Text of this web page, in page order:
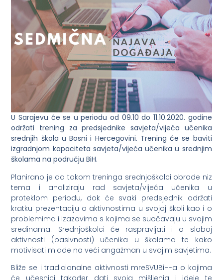
U Sarajevu će se u periodu od 09.10 do 11.10.2020. godine
održati trening za predsjednike savjeta/vijeća učenika
srednjih škola u Bosni i Hercegovini. Trening će se baviti
izgradnjom kapaciteta savjeta/vijeća učenika u srednjim
školama na području BiH.
Planirano je da tokom treninga srednjoškolci obrade niz
tema i analiziraju rad savjeta/vijeća učenika u
proteklom periodu, dok će svaki predsjednik održati
kratku prezentaciju o aktivnostima u svojoj školi kao i o
problemima i izazovima s kojima se suočavaju u svojim
sredinama. Srednjoškolci će raspravljati i o slaboj
aktivnosti (pasivnosti) učenika u školama te kako
motivisati mlade na veći angažman u svojim savjetima.
Bliže se i tradicionalne aktivnosti mreSVUBiH-a o kojima